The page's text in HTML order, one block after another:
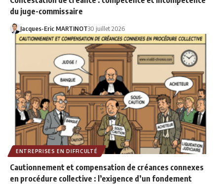
du juge-commissaire
Jacques-Eric MARTINOT30 juillet 2026
ENTREPRISES EN DIFFICULTÉ
Cautionnement et compensation de créances connexes
en procédure collective : l’exigence d’un fondement